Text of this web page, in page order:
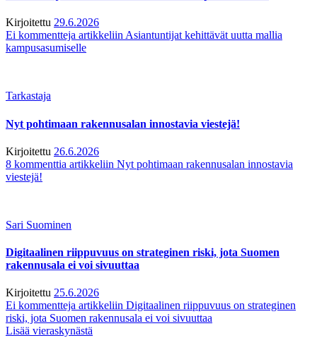
Kirjoitettu 29.6.2026
Ei kommentteja artikkeliin Asiantuntijat kehittävät uutta mallia
kampusasumiselle
Tarkastaja
Nyt pohtimaan rakennusalan innostavia viestejä!
Kirjoitettu 26.6.2026
8 kommenttia artikkeliin Nyt pohtimaan rakennusalan innostavia
viestejä!
Sari Suominen
Digitaalinen riippuvuus on strateginen riski, jota Suomen
rakennusala ei voi sivuuttaa
Kirjoitettu 25.6.2026
Ei kommentteja artikkeliin Digitaalinen riippuvuus on strateginen
riski, jota Suomen rakennusala ei voi sivuuttaa
Lisää vieraskynästä